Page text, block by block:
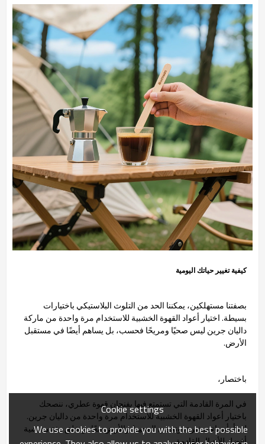
كيفية تغيير حياتك اليومية
بصفتنا مستهلكين، يمكننا الحد من التلوث البلاستيكي باختيارات
بسيطة. اختيار أعواد القهوة الخشبية للاستخدام مرة واحدة من ماركة
داليان جرين ليس صحيًا ومريحًا فحسب، بل يساهم أيضًا في مستقبل
الأرض.
باختصار،
في المرة القادمة التي تستمتع فيها بفنجان قهوة عطري، ننصحك
باختيار أعواد القهوة الخشبية للاستخدام مرة واحدة من داليان جرين.
لنبدأ بأشياء صغيرة، ونحمي المحيط والأرض معًا، ونخلق بيئة معيشية
أفضل للأجيال القادمة.
Cookie settings
We use cookies to provide you with the best possible